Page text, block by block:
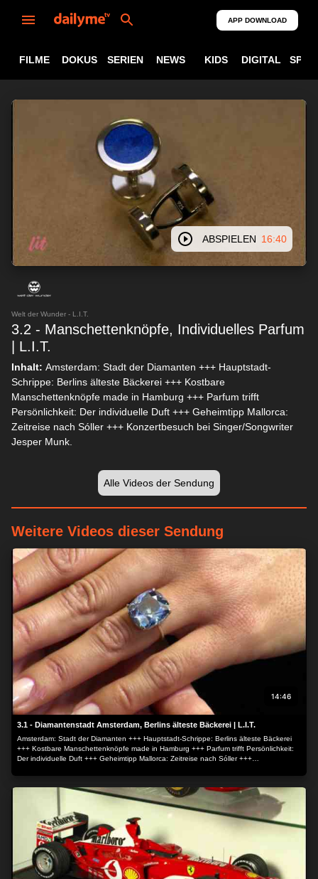
APP DOWNLOAD
FILME DOKUS SERIEN NEWS KIDS DIGITAL
ABSPIELEN 16:40
Welt der Wunder - L.I.T.
3.2 - Manschettenknöpfe, Individuelles Parfum
| L.I.T.
Inhalt: Amsterdam: Stadt der Diamanten +++ Hauptstadt-
Schrippe: Berlins älteste Bäckerei +++ Kostbare
Manschettenknöpfe made in Hamburg +++ Parfum trifft
Persönlichkeit: Der individuelle Duft +++ Geheimtipp Mallorca:
Zeitreise nach Sóller +++ Konzertbesuch bei Singer/Songwriter
Jesper Munk.
Alle Videos der Sendung
Weitere Videos dieser Sendung
14:46
3.1 - Diamantenstadt Amsterdam, Berlins älteste Bäckerei | L.I.T.
Amsterdam: Stadt der Diamanten +++ Hauptstadt-Schrippe: Berlins älteste Bäckerei
+++ Kostbare Manschettenknöpfe made in Hamburg +++ Parfum trifft Persönlichkeit:
Der individuelle Duft +++ Geheimtipp Mallorca: Zeitreise nach Sóller +++